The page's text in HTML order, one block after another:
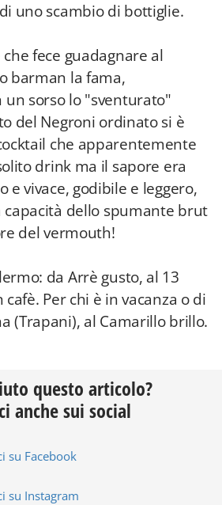
uno scambio di bottiglie.
fece guadagnare al
barman la fama,
un sorso lo "sventurato"
del Negroni ordinato si è
che apparentemente
drink ma il sapore era
e vivace, godibile e leggero,
dello spumante brut
del vermouth!
da Arrè gusto, al 13
Per chi è in vacanza o di
(Trapani), al Camarillo brillo.
questo articolo?
anche sui social
su Facebook
su Instagram